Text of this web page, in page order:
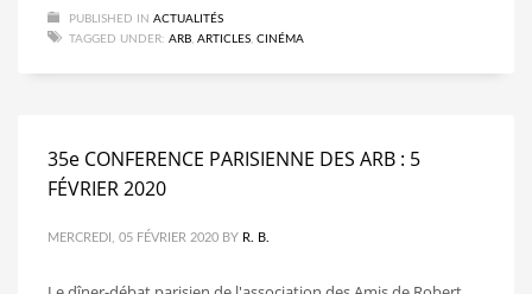
PUBLISHED IN ACTUALITÉS
TAGGED UNDER: ARB ARTICLES CINÉMA
35e CONFERENCE PARISIENNE DES ARB : 5
FÉVRIER 2020
MERCREDI, 05 FÉVRIER 2020 BY R. B.